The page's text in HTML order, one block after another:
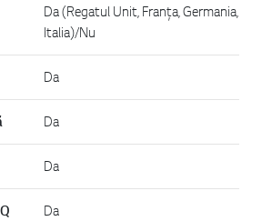
Da (Regatul Unit, Franța, Germania,
Italia)/Nu
Da
Da
Da
Da